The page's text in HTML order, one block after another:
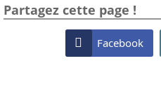
Partagez cette page !
 Facebook